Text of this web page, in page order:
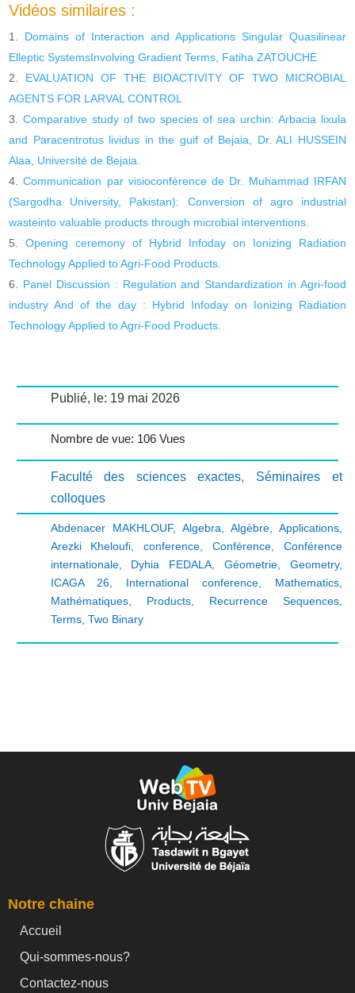
Vidéos similaires :
Domains of Interaction and Applications Singular Quasilinear
Elleptic SystemsInvolving Gradient Terms, Fatiha ZATOUCHE
EVALUATION OF THE BIOACTIVITY OF TWO MICROBIAL
AGENTS FOR LARVAL CONTROL
Comparative study of two species of sea urchin: Arbacia lixula
and Paracentrotus lividus in the guif of Bejaia, Dr. ALI HUSSEIN
Alaa, Université de Bejaia.
Communication par visioconférence de Dr. Muhammad IRFAN
(Sargodha University, Pakistan): Conversion of agro industrial
wasteinto valuable products through microbial interventions.
Opening ceremony of Hybrid Infoday on Ionizing Radiation
Technology Applied to Agri-Food Products.
Panel Discussion : Regulation and Standardization in Agri-food
industry And of the day : Hybrid Infoday on Ionizing Radiation
Technology Applied to Agri-Food Products.
Publié, le: 19 mai 2026
Nombre de vue: 106 Vues
Faculté des sciences exactes, Séminaires et
colloques
Abdenacer MAKHLOUF, Algebra Algèbre, Applications,
Arezki Kheloufi
conference Conférence, Conférence
internationale, Dyhia FEDALA Géometrie, Geometry,
ICAGA 26
International conference, Mathematics,
Mathématiques, Products, Recurrence Sequences,
Terms, Two Binary
Notre chaine
Accueil
Qui-sommes-nous?
Contactez-nous